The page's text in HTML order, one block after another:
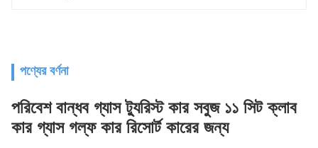
পণ্যের বর্ণনা
পরিবেশ বান্ধব গ্যাস ট্যুরিস্ট কার সবুজ ১১ সিট ক্লাব
কার গ্যাস গল্ফ কার রিসোর্ট কারের জন্য